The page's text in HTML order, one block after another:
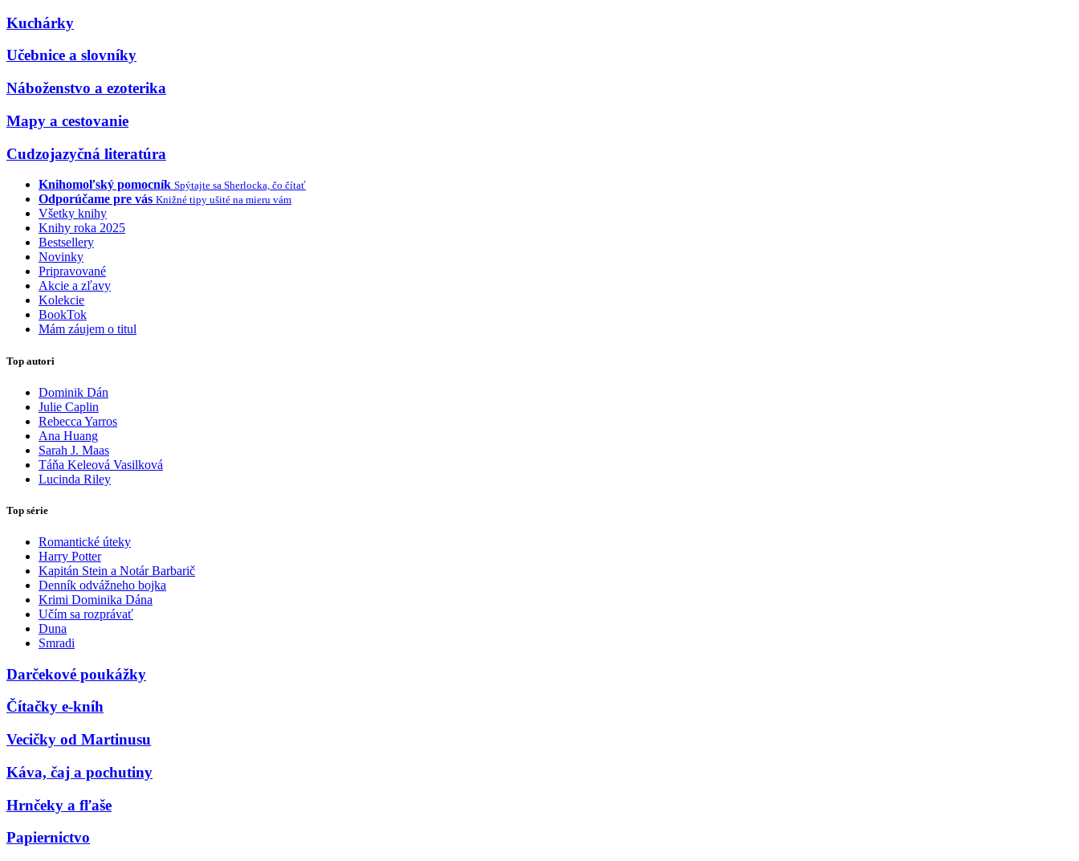
Kuchárky
Učebnice a slovníky
Náboženstvo a ezoterika
Mapy a cestovanie
Cudzojazyčná literatúra
Knihomoľský pomocník Spýtajte sa Sherlocka, čo čítať
Odporúčame pre vás Knižné tipy ušité na mieru vám
Všetky knihy
Knihy roka 2025
Bestsellery
Novinky
Pripravované
Akcie a zľavy
Kolekcie
BookTok
Mám záujem o titul
Top autori
Dominik Dán
Julie Caplin
Rebecca Yarros
Ana Huang
Sarah J. Maas
Táňa Keleová Vasilková
Lucinda Riley
Top série
Romantické úteky
Harry Potter
Kapitán Stein a Notár Barbarič
Denník odvážneho bojka
Krimi Dominika Dána
Učím sa rozprávať
Duna
Smradi
Darčekové poukážky
Čítačky e-kníh
Vecičky od Martinusu
Káva, čaj a pochutiny
Hrnčeky a fľaše
Papiernictvo